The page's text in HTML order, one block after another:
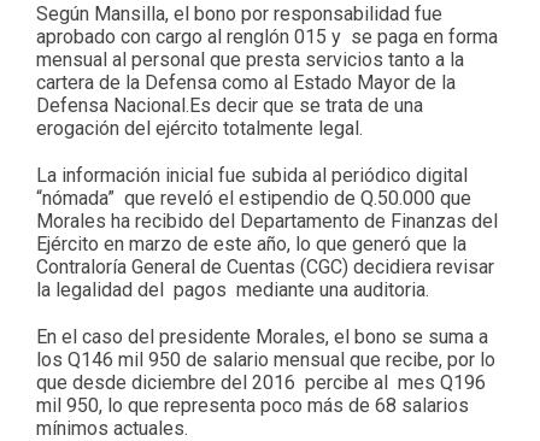
Según Mansilla, el bono por responsabilidad fue
aprobado con cargo al renglón 015 y se paga en forma
mensual al personal que presta servicios tanto a la
cartera de la Defensa como al Estado Mayor de la
Defensa Nacional.Es decir que se trata de una
erogación del ejército totalmente legal.
La información inicial fue subida al periódico digital
“nómada” que reveló el estipendio de Q.50.000 que
Morales ha recibido del Departamento de Finanzas del
Ejército en marzo de este año, lo que generó que la
Contraloría General de Cuentas (CGC) decidiera revisar
la legalidad del pagos mediante una auditoria.
En el caso del presidente Morales, el bono se suma a
los Q146 mil 950 de salario mensual que recibe, por lo
que desde diciembre del 2016 percibe al mes Q196
mil 950, lo que representa poco más de 68 salarios
mínimos actuales.